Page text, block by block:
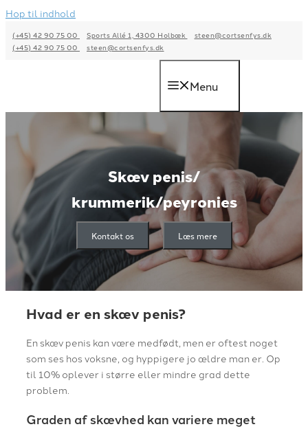
Hop til indhold
(+45) 42 90 75 00 Sports Allé 1, 4300 Holbæk
steen@cortsenfys.dk
(+45) 42 90 75 00
steen@cortsenfys.dk
Menu
Skæv penis/
krummerik/peyronies
Kontakt os Læs mere
Hvad er en skæv penis?
En skæv penis kan være medfødt, men er oftest noget
som ses hos voksne, og hyppigere jo ældre man er. Op
til 10% oplever i større eller mindre grad dette
problem.
Graden af skævhed kan variere meget